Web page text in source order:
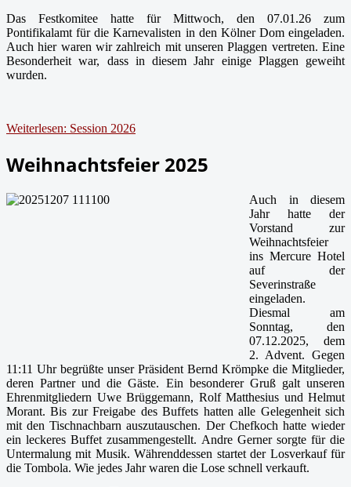
Das Festkomitee hatte für Mittwoch, den 07.01.26 zum
Pontifikalamt für die Karnevalisten in den Kölner Dom eingeladen.
Auch hier waren wir zahlreich mit unseren Plaggen vertreten. Eine
Besonderheit war, dass in diesem Jahr einige Plaggen geweiht
wurden.
Weiterlesen: Session 2026
Weihnachtsfeier 2025
Auch in diesem
Jahr hatte der
Vorstand zur
Weihnachtsfeier
ins Mercure Hotel
auf der
Severinstraße
eingeladen.
Diesmal am
Sonntag, den
07.12.2025, dem
2. Advent. Gegen
11:11 Uhr begrüßte unser Präsident Bernd Krömpke die Mitglieder,
deren Partner und die Gäste. Ein besonderer Gruß galt unseren
Ehrenmitgliedern Uwe Brüggemann, Rolf Matthesius und Helmut
Morant. Bis zur Freigabe des Buffets hatten alle Gelegenheit sich
mit den Tischnachbarn auszutauschen. Der Chefkoch hatte wieder
ein leckeres Buffet zusammengestellt. Andre Gerner sorgte für die
Untermalung mit Musik. Währenddessen startet der Losverkauf für
die Tombola. Wie jedes Jahr waren die Lose schnell verkauft.